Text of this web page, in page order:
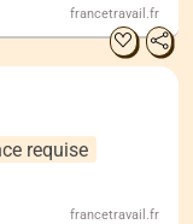
francetravail.fr
requise
francetravail.fr